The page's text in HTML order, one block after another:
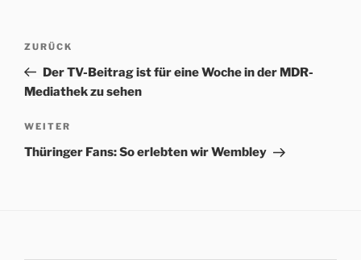
Beitrags-
Vorheriger
Beitrag
ZURÜCK
Der TV-Beitrag ist für eine Woche in der MDR-
Mediathek zu sehen
Nächster
Beitrag
WEITER
Thüringer Fans: So erlebten wir Wembley